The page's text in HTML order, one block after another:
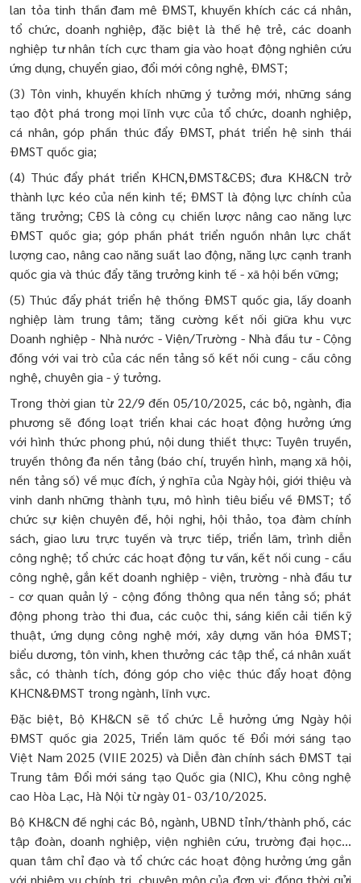
lan tỏa tinh thần đam mê ĐMST, khuyến khích các cá nhân,
tổ chức, doanh nghiệp, đặc biệt là thế hệ trẻ, các doanh
nghiệp tư nhân tích cực tham gia vào hoạt động nghiên cứu
ứng dụng, chuyển giao, đổi mới công nghệ, ĐMST;
(3) Tôn vinh, khuyến khích những ý tưởng mới, những sáng
tạo đột phá trong mọi lĩnh vực của tổ chức, doanh nghiệp,
cá nhân, góp phần thúc đẩy ĐMST, phát triển hệ sinh thái
ĐMST quốc gia;
(4) Thúc đẩy phát triển KHCN,ĐMST&CĐS; đưa KH&CN trở
thành lực kéo của nền kinh tế; ĐMST là động lực chính của
tăng trưởng; CĐS là công cụ chiến lược nâng cao năng lực
ĐMST quốc gia; góp phần phát triển nguồn nhân lực chất
lượng cao, nâng cao năng suất lao động, năng lực cạnh tranh
quốc gia và thúc đẩy tăng trưởng kinh tế - xã hội bền vững;
(5) Thúc đẩy phát triển hệ thống ĐMST quốc gia, lấy doanh
nghiệp làm trung tâm; tăng cường kết nối giữa khu vực
Doanh nghiệp - Nhà nước - Viện/Trường - Nhà đầu tư - Cộng
đồng với vai trò của các nền tảng số kết nối cung - cầu công
nghệ, chuyên gia - ý tưởng.
Trong thời gian từ 22/9 đến 05/10/2025, các bộ, ngành, địa
phương sẽ đồng loạt triển khai các hoạt động hưởng ứng
với hình thức phong phú, nội dung thiết thực: Tuyên truyền,
truyền thông đa nền tảng (báo chí, truyền hình, mạng xã hội,
nền tảng số) về mục đích, ý nghĩa của Ngày hội, giới thiệu và
vinh danh những thành tựu, mô hình tiêu biểu về ĐMST; tổ
chức sự kiện chuyên đề, hội nghị, hội thảo, tọa đàm chính
sách, giao lưu trực tuyến và trực tiếp, triển lãm, trình diễn
công nghệ; tổ chức các hoạt động tư vấn, kết nối cung - cầu
công nghệ, gắn kết doanh nghiệp - viện, trường - nhà đầu tư
- cơ quan quản lý - cộng đồng thông qua nền tảng số; phát
động phong trào thi đua, các cuộc thi, sáng kiến cải tiến kỹ
thuật, ứng dụng công nghệ mới, xây dựng văn hóa ĐMST;
biểu dương, tôn vinh, khen thưởng các tập thể, cá nhân xuất
sắc, có thành tích, đóng góp cho việc thúc đẩy hoạt động
KHCN&ĐMST trong ngành, lĩnh vực.
Đặc biệt, Bộ KH&CN sẽ tổ chức Lễ hưởng ứng Ngày hội
ĐMST quốc gia 2025, Triển lãm quốc tế Đổi mới sáng tạo
Việt Nam 2025 (VIIE 2025) và Diễn đàn chính sách ĐMST tại
Trung tâm Đổi mới sáng tạo Quốc gia (NIC), Khu công nghệ
cao Hòa Lạc, Hà Nội từ ngày 01- 03/10/2025.
Bộ KH&CN đề nghị các Bộ, ngành, UBND tỉnh/thành phố, các
tập đoàn, doanh nghiệp, viện nghiên cứu, trường đại học…
quan tâm chỉ đạo và tổ chức các hoạt động hưởng ứng gắn
với nhiệm vụ chính trị, chuyên môn của đơn vị; đồng thời gửi